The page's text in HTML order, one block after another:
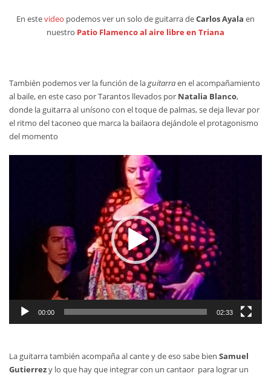
En estevideo podemos ver un solo de guitarra deCarlos Ayala en
nuestro Patio Flamenco al aire libre en Triana
También podemos ver la función de laguitarraen el acompañamiento
al baile, en este caso por Tarantos llevados por Natalia Blanco,
donde la guitarra al unísono con el toque de palmas, se deja llevar por
el ritmo del taconeo que marca la bailaora dejándole el protagonismo
del momento
00:00 02:33
La guitarra también acompaña al cante y de eso sabe bien Samuel
Gutierrezy lo que hay que integrar con un cantaor para lograr un